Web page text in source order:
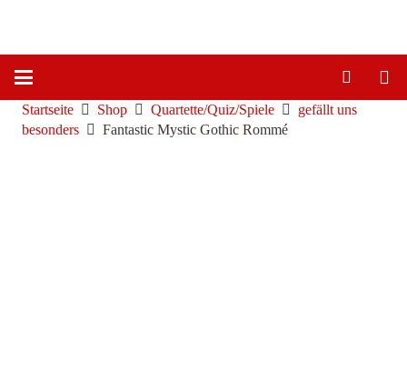
Startseite Shop Quartette/Quiz/Spiele
gefällt uns
besonders
Fantastic Mystic Gothic Rommé